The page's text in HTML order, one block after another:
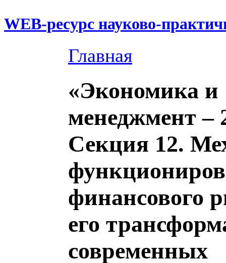
WEB-ресурс науково-
Главная
«Экономика и
менеджмент –
Секция 12.
финансового
его
современных